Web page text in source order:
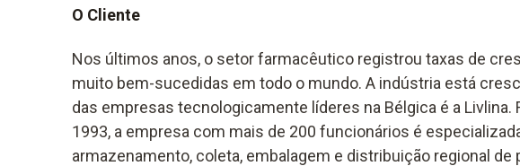
O Cliente
Nos últimos anos, o setor farmacêutico registrou taxas de
muito bem-sucedidas em todo o mundo. A indústria está
das empresas tecnologicamente líderes na Bélgica é a Livlina.
1993, a empresa com mais de 200 funcionários é
armazenamento, coleta, embalagem e distribuição regional de